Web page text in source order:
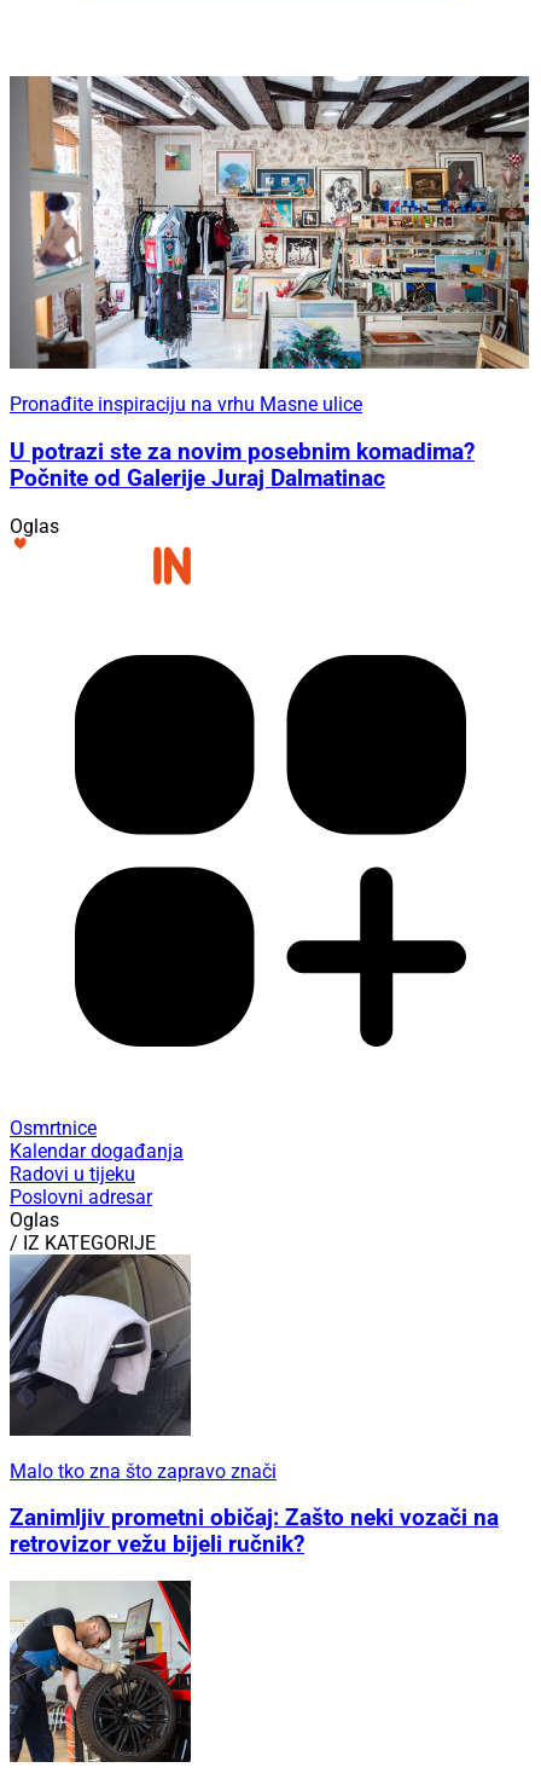
Pronađite inspiraciju na vrhu Masne ulice
U potrazi ste za novim posebnim komadima?
Počnite od Galerije Juraj Dalmatinac
Oglas
Osmrtnice
Kalendar događanja
Radovi u tijeku
Poslovni adresar
Oglas
/ IZ KATEGORIJE
Malo tko zna što zapravo znači
Zanimljiv prometni običaj: Zašto neki vozači na
retrovizor vežu bijeli ručnik?